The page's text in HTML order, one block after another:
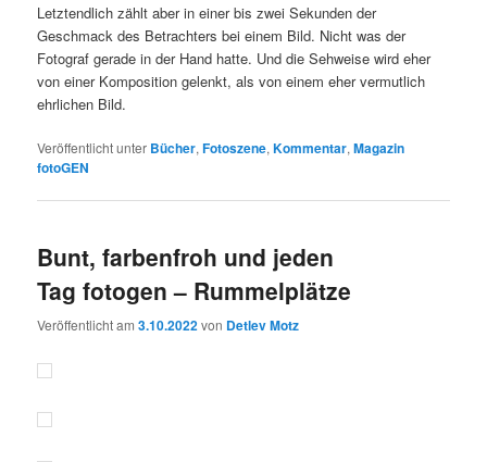
Letztendlich zählt aber in einer bis zwei Sekunden der
Geschmack des Betrachters bei einem Bild. Nicht was der
Fotograf gerade in der Hand hatte. Und die Sehweise wird eher
von einer Komposition gelenkt, als von einem eher vermutlich
ehrlichen Bild.
Veröffentlicht unter Bücher,Fotoszene,Kommentar,Magazin
fotoGEN
Bunt, farbenfroh und jeden
Tag fotogen – Rummelplätze
Veröffentlicht am3.10.2022von Detlev Motz